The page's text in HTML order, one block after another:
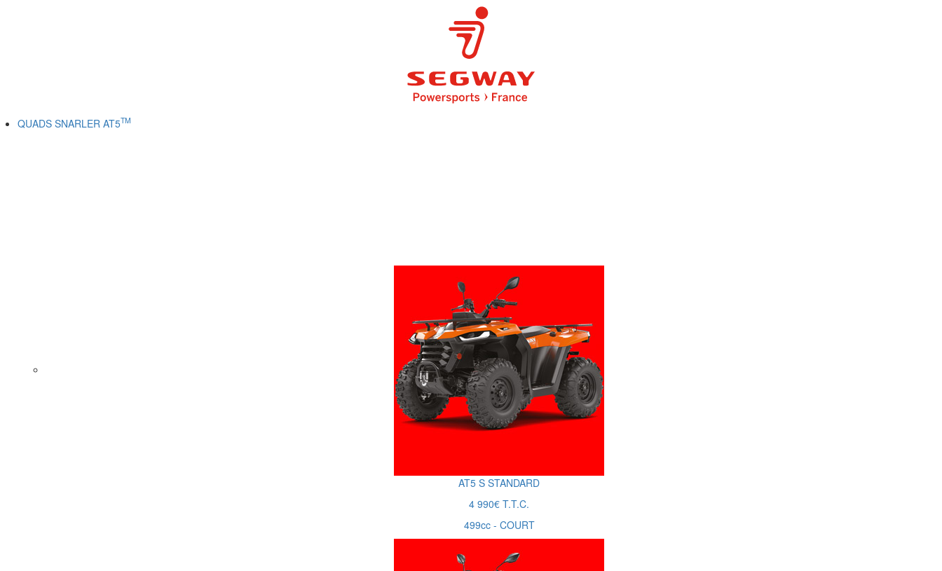
QUADS SNARLER AT5TM
AT5 S STANDARD
4 990€ T.T.C.
499cc - COURT